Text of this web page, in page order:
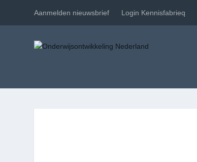
Aanmelden nieuwsbrief Login Kennisfabrieq